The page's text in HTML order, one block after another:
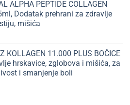
ALPHA PEPTIDE COLLAGEN
Dodatak prehrani za zdravlje
mišića
KOLLAGEN 11.000 PLUS BOČICE
hrskavice, zglobova i mišića, za
i smanjenje boli